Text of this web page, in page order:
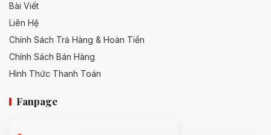
Bài Viết
Liên Hệ
Chính Sách Trả Hàng & Hoàn Tiền
Chính Sách Bán Hàng
Hình Thức Thanh Toán
Fanpage